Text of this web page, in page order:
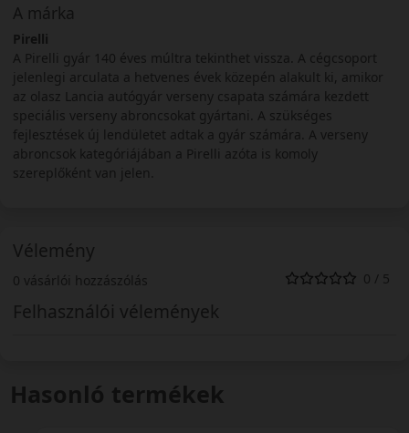
A márka
Pirelli
A Pirelli gyár 140 éves múltra tekinthet vissza. A cégcsoport
jelenlegi arculata a hetvenes évek közepén alakult ki, amikor
az olasz Lancia autógyár verseny csapata számára kezdett
speciális verseny abroncsokat gyártani. A szükséges
fejlesztések új lendületet adtak a gyár számára. A verseny
abroncsok kategóriájában a Pirelli azóta is komoly
szereplőként van jelen.
Vélemény
0 vásárlói hozzászólás 0 / 5
Felhasználói vélemények
Hasonló termékek